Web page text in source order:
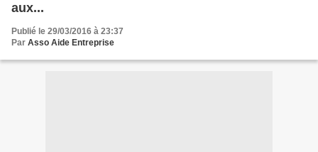
aux...
Publié le 29/03/2016 à 23:37
Par Asso Aide Entreprise